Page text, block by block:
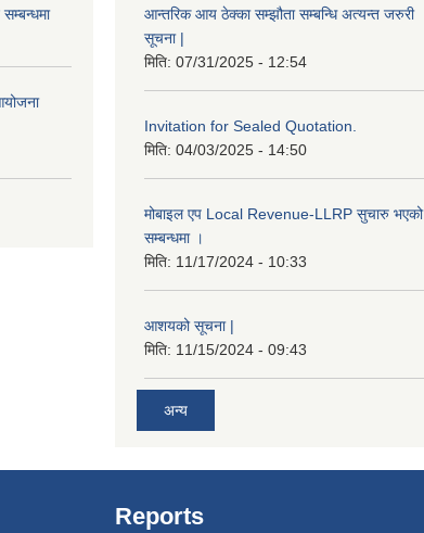
आन्तरिक आय ठेक्का सम्झौता सम्बन्धि अत्यन्त जरुरी
सूचना |
मिति: 07/31/2025 - 12:54
Invitation for Sealed Quotation.
मिति: 04/03/2025 - 14:50
मोबाइल एप Local Revenue-LLRP सुचारु भएको
सम्बन्धमा ।
मिति: 11/17/2024 - 10:33
आशयको सूचना |
मिति: 11/15/2024 - 09:43
अन्य
Reports